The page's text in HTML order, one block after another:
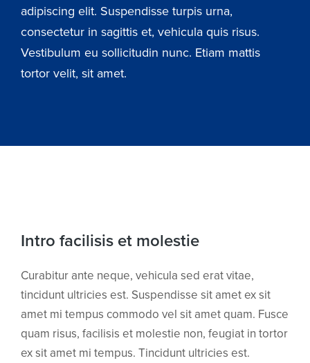
adipiscing elit. Suspendisse turpis urna,
consectetur in sagittis et, vehicula quis risus.
Vestibulum eu sollicitudin nunc. Etiam mattis
tortor velit, sit amet.
Intro facilisis et molestie
Curabitur ante neque, vehicula sed erat vitae,
tincidunt ultricies est. Suspendisse sit amet ex sit
amet mi tempus commodo vel sit amet quam. Fusce
quam risus, facilisis et molestie non, feugiat in tortor
ex sit amet mi tempus. Tincidunt ultricies est.